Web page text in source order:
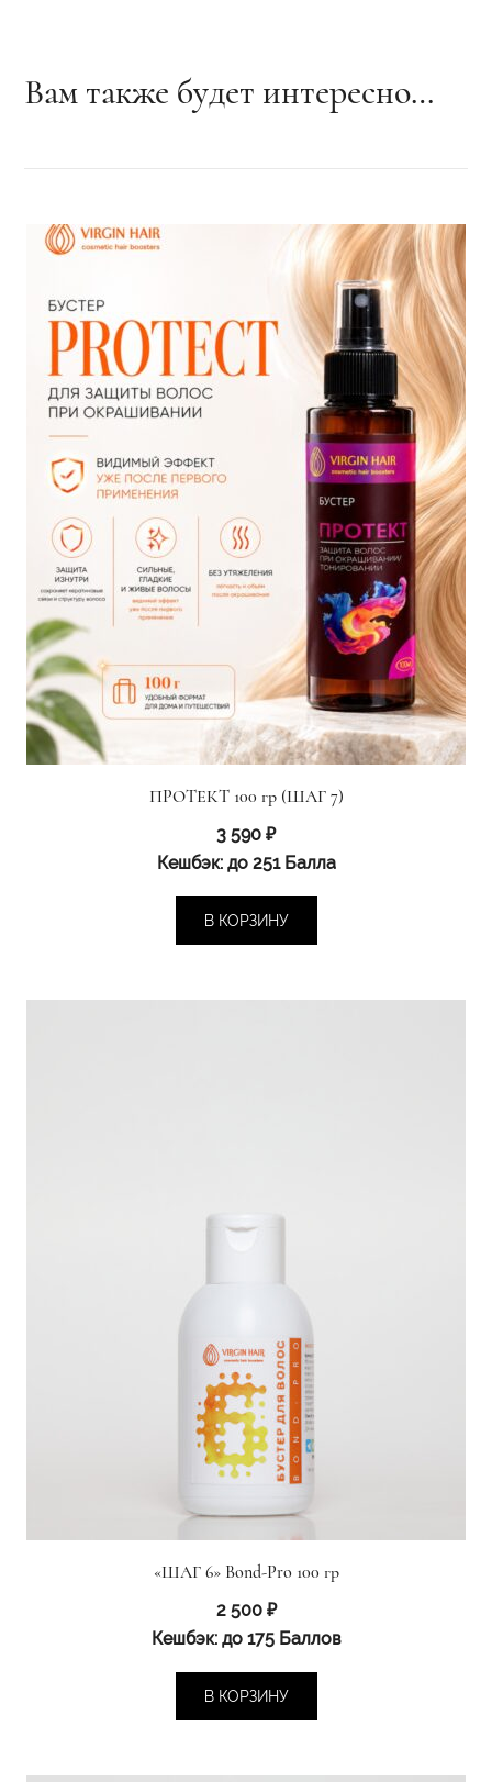
Вам также будет интересно…
ПРОТЕКТ 100 гр (ШАГ 7)
3 590 ₽
Кешбэк:до 251 Балла
В КОРЗИНУ
«ШАГ 6» Bond-Pro 100 гр
2 500 ₽
Кешбэк: до 175 Баллов
В КОРЗИНУ